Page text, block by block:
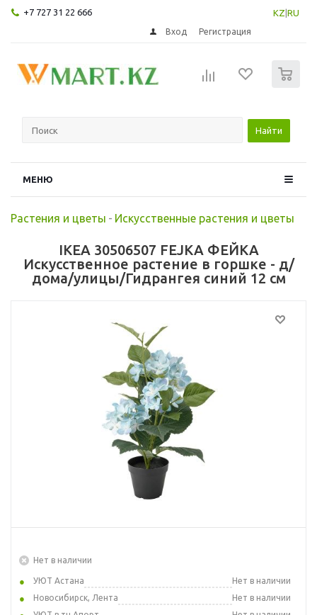
+7 727 31 22 666 KZ RU
Вход Регистрация
Найти
МЕНЮ
Растения и цветы - Искусственные растения и цветы
IKEA 30506507 FEJKA ФЕЙКА
Искусственное растение в горшке - д/
дома/улицы/Гидрангея синий 12 см
Нет в наличии
УЮТ Астана
Нет в наличии
Новосибирск, Лента
Нет в наличии